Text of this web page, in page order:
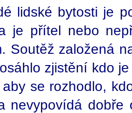
lidské bytosti je
je přítel nebo
Soutěž založená
zjistění kdo
se rozhodlo,
nevypovídá dobře